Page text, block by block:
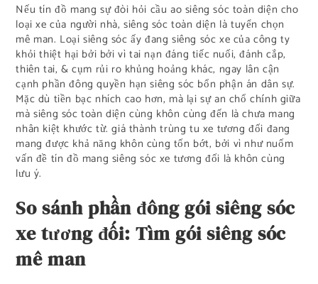
Nếu tín đồ mang sự đòi hỏi cầu ao siêng sóc toàn diện cho
loại xe của người nhà, siêng sóc toàn diện là tuyển chọn
mê man. Loại siêng sóc ấy đang siêng sóc xe của công ty
khỏi thiệt hại bởi bởi vì tai nạn đáng tiếc nuối, đánh cắp,
thiên tai, & cụm rủi ro khủng hoảng khác, ngay lân cận
cạnh phần đông quyền hạn siêng sóc bổn phận án dân sự.
Mặc dù tiền bạc nhích cao hơn, mà lại sự an chổ chính giữa
mà siêng sóc toàn diện cùng khôn cùng đến là chưa mang
nhân kiệt khước từ. giá thành trùng tu xe tương đối đang
mang được khả năng khôn cùng tốn bớt, bởi vì như nuốm
vấn đề tín đồ mang siêng sóc xe tương đối là khôn cùng
lưu ý.
So sánh phần đông gói siêng sóc
xe tương đối: Tìm gói siêng sóc
mê man